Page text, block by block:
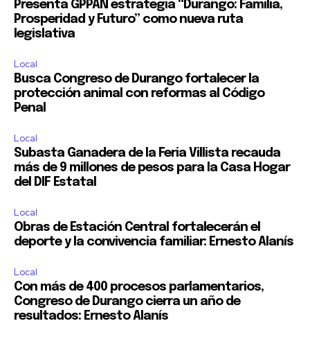
Presenta GPPAN estrategia “Durango: Familia,
Prosperidad y Futuro” como nueva ruta
legislativa
Local
Busca Congreso de Durango fortalecer la
protección animal con reformas al Código
Penal
Local
Subasta Ganadera de la Feria Villista recauda
más de 9 millones de pesos para la Casa Hogar
del DIF Estatal
Local
Obras de Estación Central fortalecerán el
deporte y la convivencia familiar: Ernesto Alanís
Local
Con más de 400 procesos parlamentarios,
Congreso de Durango cierra un año de
resultados: Ernesto Alanís